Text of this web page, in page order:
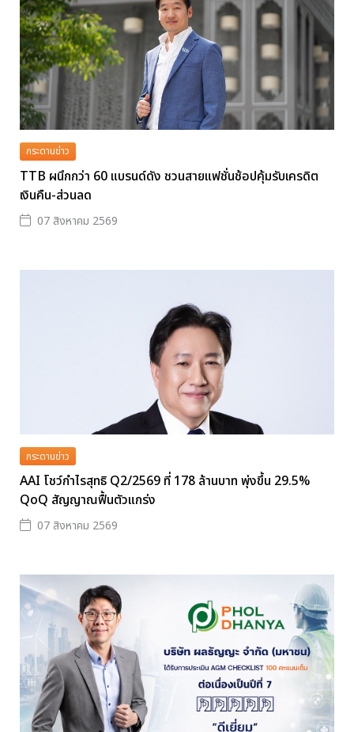
กระดานข่าว
TTB ผนึกกว่า 60 แบรนด์ดัง ชวนสายแฟชั่นช้อปคุ้มรับเครดิต
เงินคืน-ส่วนลด
07 สิงหาคม 2569
กระดานข่าว
AAI โชว์กำไรสุทธิ Q2/2569 ที่ 178 ล้านบาท พุ่งขึ้น 29.5%
QoQ สัญญาณฟื้นตัวแกร่ง
07 สิงหาคม 2569